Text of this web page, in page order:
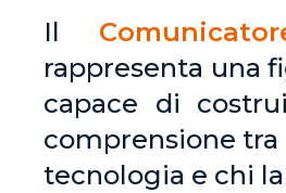
Il
rappresenta una
capace di
comprensione
tecnologia e chi